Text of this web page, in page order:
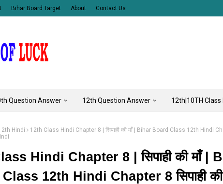
Bihar Board Target About Contact Us
Question Answer 12th Question Answer 12th|10TH Class
Hindi
12th Class Hindi Chapter 8 | सिपाही की माँ | Bihar Board Class 12th Hindi
Hindi Chapter 8 | सिपाही की माँ |
12th Hindi Chapter 8 सिपाही की